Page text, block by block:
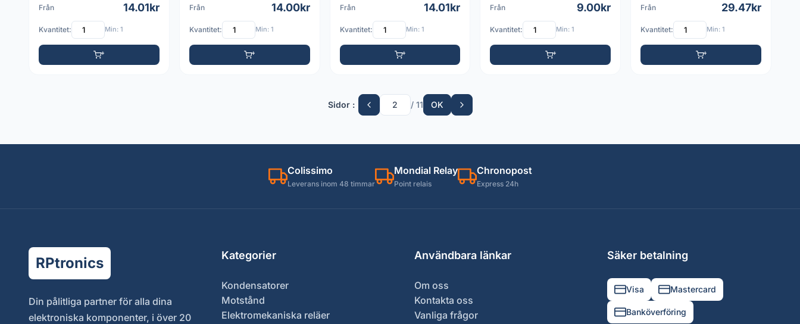
Från
14.01kr
Kvantitet: Min: 1
Från
14.00kr
Kvantitet: Min: 1
Från
14.01kr
Kvantitet: Min: 1
Från
9.00kr
Kvantitet: Min: 1
Från
29.47kr
Kvantitet: Min: 1
Sidor : / 11 OK
Colissimo
Leverans inom 48 timmar
Mondial Relay
Point relais
Chronopost
Express 24h
RPtronics
Din pålitliga partner för alla dina
elektroniska komponenter, i över 20
Kategorier
Kondensatorer
Motstånd
Elektromekaniska reläer
Användbara länkar
Om oss
Kontakta oss
Vanliga frågor
Säker betalning
Visa Mastercard
Banköverföring